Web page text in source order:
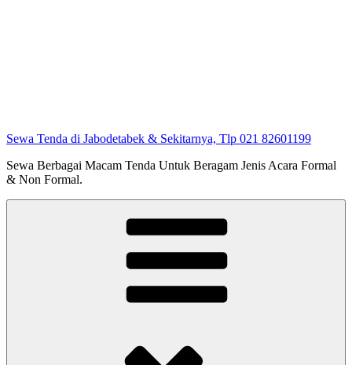
Sewa Tenda di Jabodetabek & Sekitarnya, Tlp 021 82601199
Sewa Berbagai Macam Tenda Untuk Beragam Jenis Acara Formal
& Non Formal.